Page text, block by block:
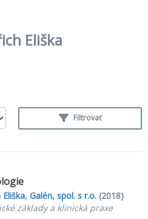
Eliška
Filtrovať
,Galén, spol. s r.o. (2018)
základy a klinická praxe